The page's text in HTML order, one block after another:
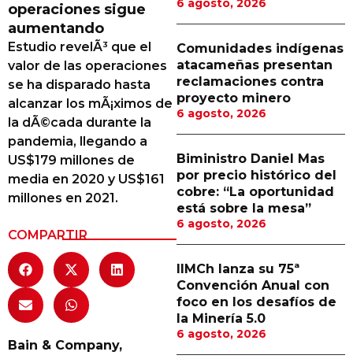
Columnas de Opinión
Designaciones
Calendario de Eventos
Revistas Digital
Siguenos
operaciones sigue
aumentando
Estudio revelÃ³ que el
valor de las operaciones
se ha disparado hasta
alcanzar los mÃ¡ximos de
la dÃ©cada durante la
pandemia, llegando a
US$179 millones de
media en 2020 y US$161
millones en 2021.
COMPARTIR
Bain & Company,
6 agosto, 2026
Comunidades indígenas
atacameñas presentan
reclamaciones contra
proyecto minero
6 agosto, 2026
Biministro Daniel Mas
por precio histórico del
cobre: “La oportunidad
está sobre la mesa”
6 agosto, 2026
IIMCh lanza su 75ª
Convención Anual con
foco en los desafíos de
la Minería 5.0
6 agosto, 2026